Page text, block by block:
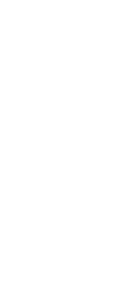
ZU
DATEN ZUM
STEHT. WENN
bei
in Erfüllung
Sie die
das Recht auf